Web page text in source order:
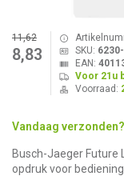
11,62
8,83
SKU:
EAN:
Voor 21u
Voorraad:
Vandaag verzonden?
Busch-Jaeger
opdruk voor